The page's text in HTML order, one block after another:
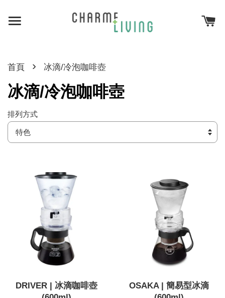
首頁 › 冰滴/冷泡咖啡壺
冰滴/冷泡咖啡壺
排列方式
DRIVER | 冰滴咖啡壺
OSAKA | 簡易型冰滴